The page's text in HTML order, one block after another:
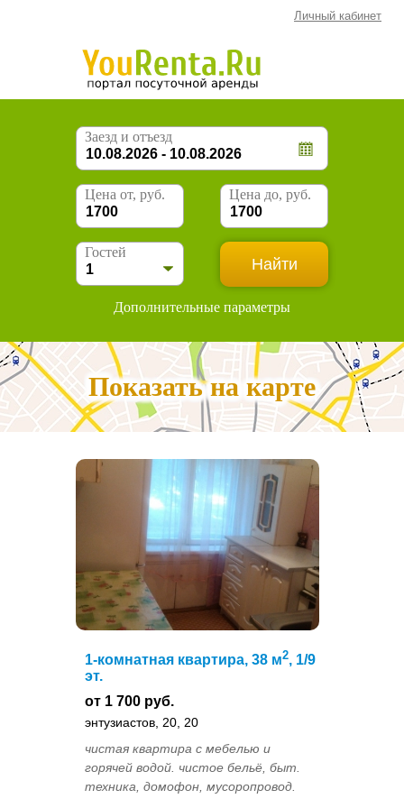
Личный кабинет
Заезд и отъезд
Цена от, руб. Цена до, руб.
Гостей
Дополнительные параметры
Показать на карте
1-комнатная квартира, 38 м2, 1/9
эт.
от 1 700 руб.
энтузиастов, 20, 20
чистая квартира с мебелью и
горячей водой. чистое бельё, быт.
техника, домофон, мусоропровод.